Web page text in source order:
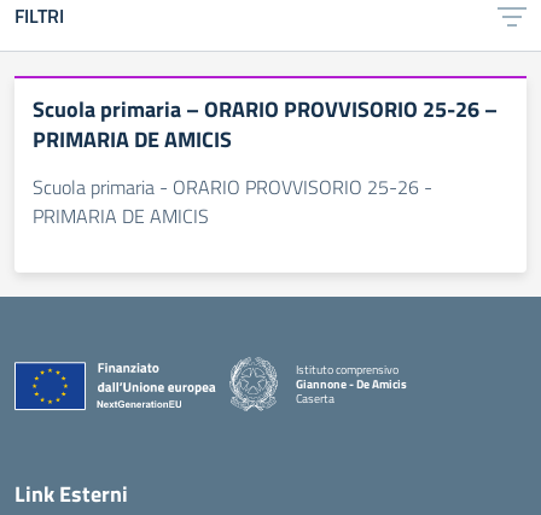
FILTRI
Scuola primaria – ORARIO PROVVISORIO 25-26 –
PRIMARIA DE AMICIS
Scuola primaria - ORARIO PROVVISORIO 25-26 -
PRIMARIA DE AMICIS
Istituto comprensivo
Giannone - De Amicis
Caserta
Link Esterni